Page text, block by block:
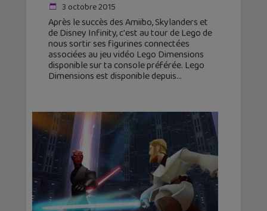
3 octobre 2015
Après le succès des Amiibo, Skylanders et
de Disney Infinity, c'est au tour de Lego de
nous sortir ses figurines connectées
associées au jeu vidéo Lego Dimensions
disponible sur ta console préférée. Lego
Dimensions est disponible depuis